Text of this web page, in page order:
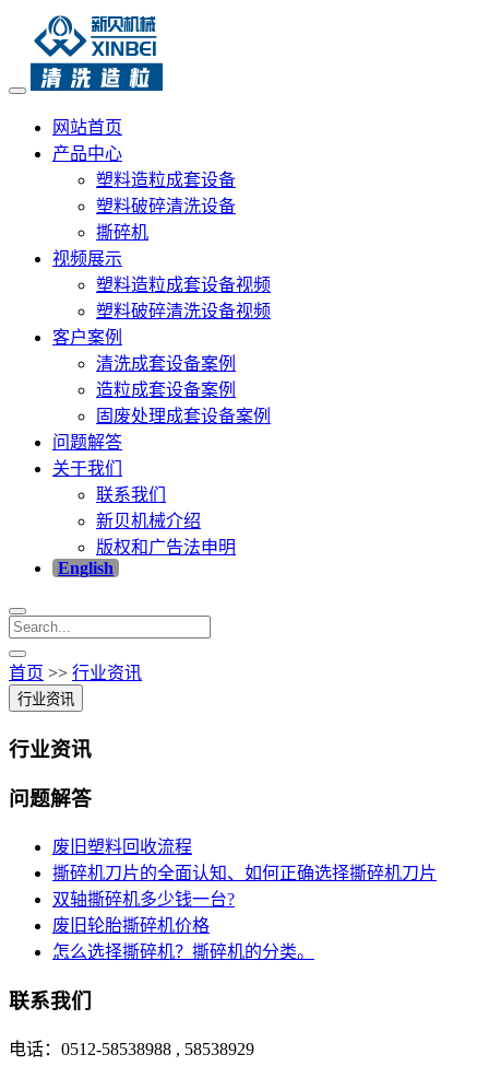
网站首页
产品中心
塑料造粒成套设备
塑料破碎清洗设备
撕碎机
视频展示
塑料造粒成套设备视频
塑料破碎清洗设备视频
客户案例
清洗成套设备案例
造粒成套设备案例
固废处理成套设备案例
问题解答
关于我们
联系我们
新贝机械介绍
版权和广告法申明
English
首页 >> 行业资讯
行业资讯
行业资讯
问题解答
废旧塑料回收流程
撕碎机刀片的全面认知、如何正确选择撕碎机刀片
双轴撕碎机多少钱一台?
废旧轮胎撕碎机价格
怎么选择撕碎机？撕碎机的分类。
联系我们
电话：0512-58538988 , 58538929